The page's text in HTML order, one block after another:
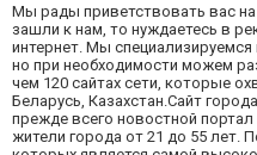
Мы рады приветствовать вас
зашли к нам, то нуждаетесь в
интернет. Мы
но при необходимости можем
чем 120 сайтах сети, которые
Беларусь, Казахстан.Сайт
прежде всего новостной
жители города от 21 до 55 лет.